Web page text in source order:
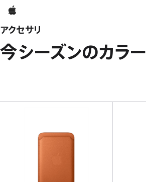
Apple
アクセサリ
今シーズンのカラー